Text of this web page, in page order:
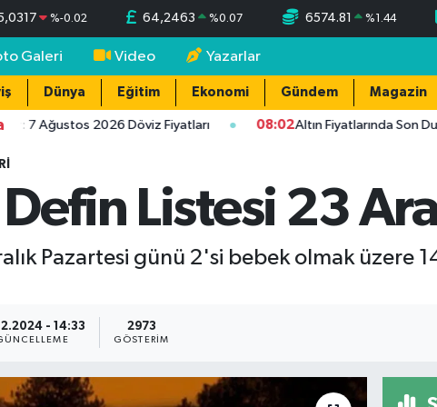
%-0.02 64,2463 %0.07 6574.81 %1.44
Galeri Video Yazarlar
Dünya Eğitim Ekonomi Gündem Magazin
7 Ağustos 2026 Döviz Fiyatları 08:02Altın Fiyatlarında Son
Listesi 23
Pazartesi günü 2'si bebek olmak üzere
- 14:33 2973
GÖSTERIM